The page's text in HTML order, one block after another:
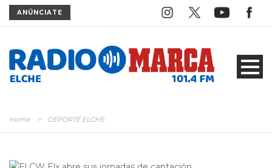
ANÚNCIATE
Home > DEPORTE ELCHE